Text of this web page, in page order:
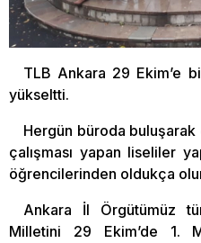
TLB Ankara 29 Ekim’e
yükseltti.
Hergün büroda
çalışması yapan liseliler
öğrencilerinden oldukça
Ankara İl Örgütümüz
Milletini 29 Ekim’de 1.